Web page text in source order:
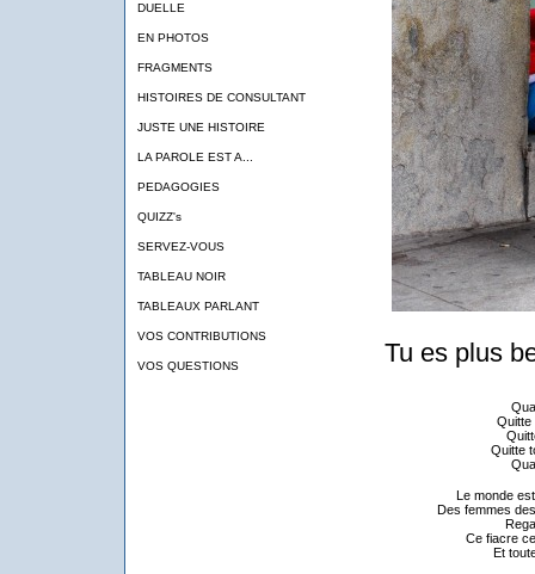
DUELLE
EN PHOTOS
FRAGMENTS
HISTOIRES DE CONSULTANT
JUSTE UNE HISTOIRE
LA PAROLE EST A...
PEDAGOGIES
QUIZZ's
SERVEZ-VOUS
TABLEAU NOIR
TABLEAUX PARLANT
VOS CONTRIBUTIONS
VOS QUESTIONS Tu es plus
Quitte
Quitte
Le monde
Des femmes
Ce fiacre
Et